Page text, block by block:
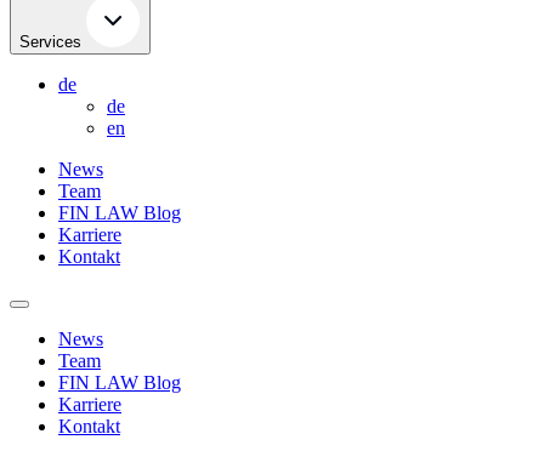
Services
de
de
en
News
Team
FIN LAW Blog
Karriere
Kontakt
News
Team
FIN LAW Blog
Karriere
Kontakt